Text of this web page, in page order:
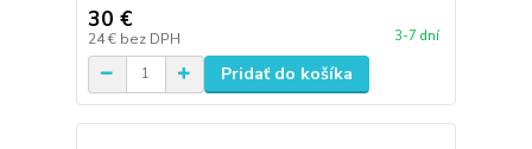
30 €
24 € bez DPH 3-7 dní
Pridať do košíka